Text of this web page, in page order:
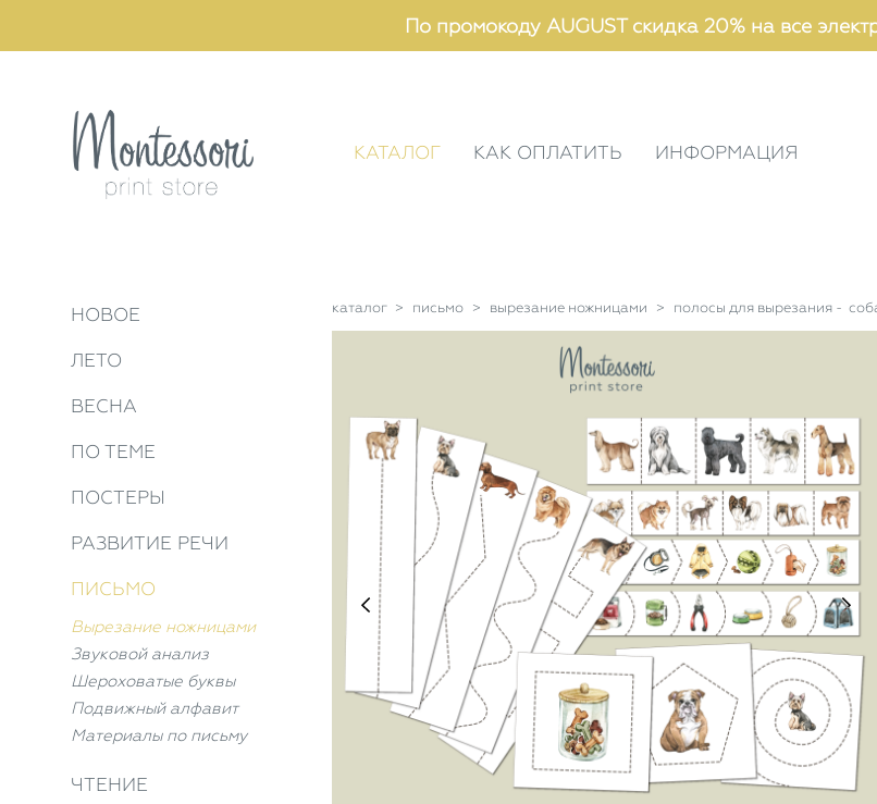
По промокоду AUGUST скидка 20% на все
КАТАЛОГ КАК ОПЛАТИТЬ ИНФОРМАЦИЯ
НОВОЕ
ЛЕТО
ВЕСНА
ПО ТЕМЕ
ПОСТЕРЫ
РАЗВИТИЕ РЕЧИ
ПИСЬМО
Вырезание ножницами
Звуковой анализ
Шероховатые буквы
Подвижный алфавит
Материалы по письму
ЧТЕНИЕ
каталог > письмо > вырезание ножницами > полосы для вырезания -